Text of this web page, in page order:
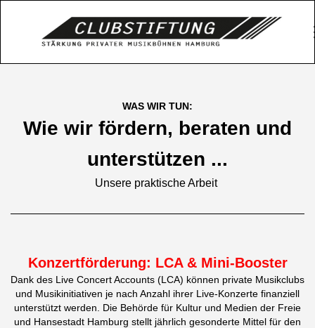
WAS WIR TUN:
Wie wir fördern, beraten und
unterstützen ...
Unsere praktische Arbeit
Konzertförderung: LCA & Mini-Booster
Dank des Live Concert Accounts (LCA) können private Musikclubs
und Musikinitiativen je nach Anzahl ihrer Live-Konzerte finanziell
unterstützt werden. Die Behörde für Kultur und Medien der Freie
und Hansestadt Hamburg stellt jährlich gesonderte Mittel für den